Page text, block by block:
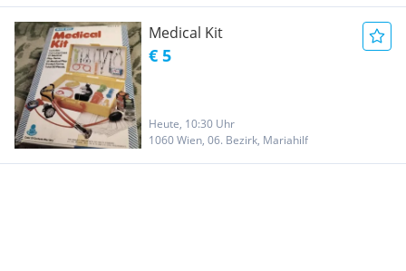
Medical Kit
€ 5
Heute, 10:30 Uhr
1060 Wien, 06. Bezirk, Mariahilf